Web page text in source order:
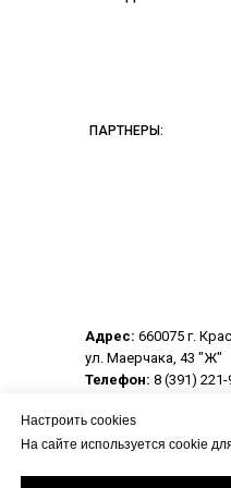
Настроить cookies
На сайте используется cookie
ПАРТНЕРЫ:
Адрес: 660075 г.
ул. Маерчака, 43 "Ж"
Телефон: 8 (391) 221-
© 2013-2026 Центр